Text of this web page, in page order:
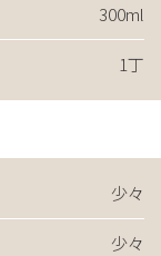
300ml
1丁
少々
少々